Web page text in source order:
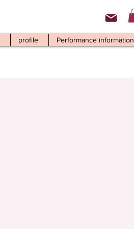
profile Performance information